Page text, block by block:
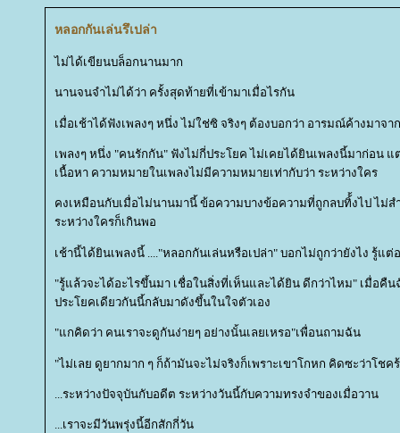
หลอกกันเล่นรึเปล่า
ไม่ได้เขียนบล็อกนานมาก
นานจนจำไม่ได้ว่า ครั้งสุดท้ายที่เข้ามาเมื่อไรกัน
เมื่อเช้าได้ฟังเพลงๆ หนึ่ง ไม่ใช่ซิ จริงๆ ต้องบอกว่า อารมณ์ค้างมาจา
เพลงๆ หนึ่ง "คนรักกัน" ฟังไม่กี่ประโยค ไม่เคยได้ยินเพลงนี้มาก่อน
เนื้อหา ความหมายในเพลงไม่มีความหมายเท่ากับว่า ระหว่างใคร
คงเหมือนกับเมื่อไม่นานมานี้ ข้อความบางข้อความที่ถูกลบทิ้้งไป ไม่ส
ระหว่างใครก็เกินพอ
เช้านี้ได้ยินเพลงนี้ ...."หลอกกันเล่นหรือเปล่า" บอกไม่ถูกว่ายังไง รู้แ
"รู้แล้วจะได้อะไรขึ้นมา เชื่อในสิ่งที่เห็นและได้ยิน ดีกว่าไหม" เมื่อคื
ประโยคเดียวกันนี้กลับมาดังขึ้นในใจตัวเอง
"แกคิดว่า คนเราจะดูกันง่ายๆ อย่างนั้นเลยเหรอ"เพื่อนถามฉัน
"ไม่เลย ดูยากมาก ๆ ก็ถ้ามันจะไม่จริงก็เพราะเขาโกหก คิดซะว่าโชค
...ระหว่างปัจจุบันกับอดีต ระหว่างวันนี้กับความทรงจำของเมื่อวาน
...เราจะมีวันพรุ่งนี้อีกสักกี่วัน